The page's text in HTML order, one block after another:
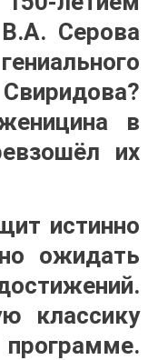
Серова
в
их
истинно
ожидать
классику